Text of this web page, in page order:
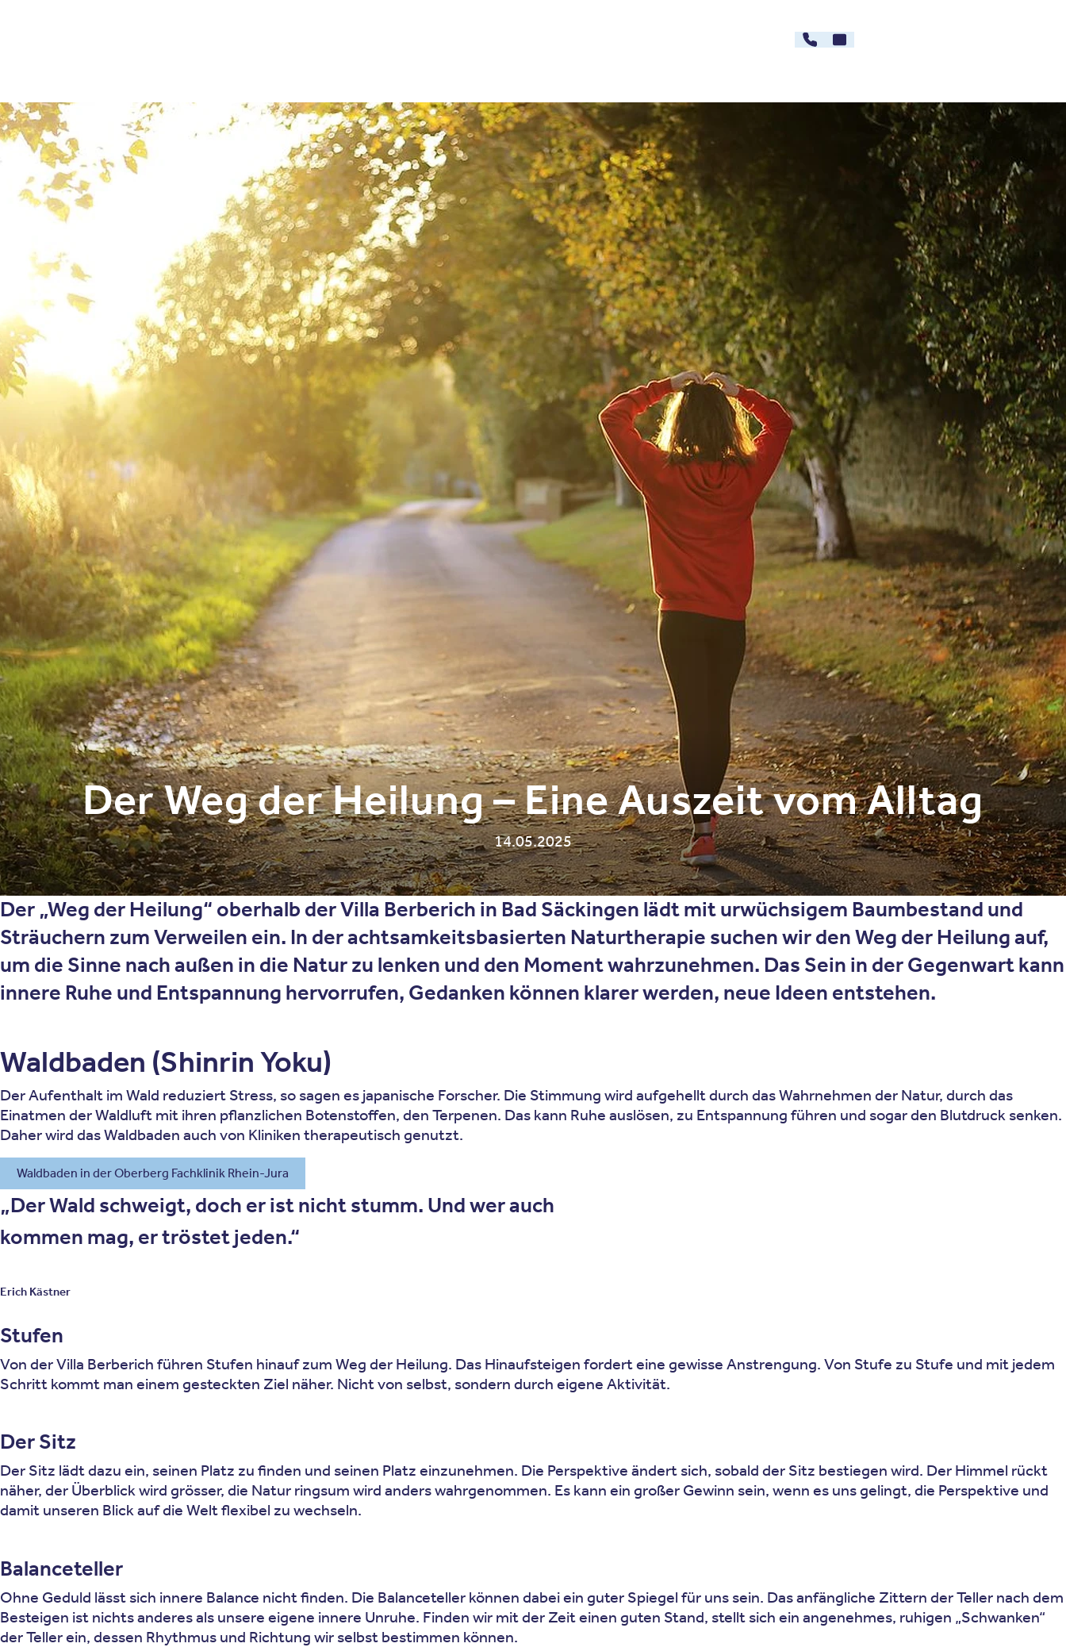
030 - 26478607
Kontakt
Der Weg der Heilung – Eine Auszeit vom Alltag
14.05.2025
Der „Weg der Heilung“ oberhalb der Villa Berberich in Bad Säckingen lädt mit urwüchsigem Baumbestand und
Sträuchern zum Verweilen ein. In der achtsamkeitsbasierten Naturtherapie suchen wir den Weg der Heilung auf,
um die Sinne nach außen in die Natur zu lenken und den Moment wahrzunehmen. Das Sein in der Gegenwart kann
innere Ruhe und Entspannung hervorrufen, Gedanken können klarer werden, neue Ideen entstehen.
Waldbaden (Shinrin Yoku)
Der Aufenthalt im Wald reduziert Stress, so sagen es japanische Forscher. Die Stimmung wird aufgehellt durch das Wahrnehmen der Natur, durch das
Einatmen der Waldluft mit ihren pflanzlichen Botenstoffen, den Terpenen. Das kann Ruhe auslösen, zu Entspannung führen und sogar den Blutdruck senken.
Daher wird das Waldbaden auch von Kliniken therapeutisch genutzt.
Waldbaden in der Oberberg Fachklinik Rhein-Jura
Der Wald schweigt, doch er ist nicht stumm. Und wer auch
kommen mag, er tröstet jeden.
Erich Kästner
Stufen
Von der Villa Berberich führen Stufen hinauf zum Weg der Heilung. Das Hinaufsteigen fordert eine gewisse Anstrengung. Von Stufe zu Stufe und mit jedem
Schritt kommt man einem gesteckten Ziel näher. Nicht von selbst, sondern durch eigene Aktivität.
Der Sitz
Der Sitz lädt dazu ein, seinen Platz zu finden und seinen Platz einzunehmen. Die Perspektive ändert sich, sobald der Sitz bestiegen wird. Der Himmel rückt
näher, der Überblick wird grösser, die Natur ringsum wird anders wahrgenommen. Es kann ein großer Gewinn sein, wenn es uns gelingt, die Perspektive und
damit unseren Blick auf die Welt flexibel zu wechseln.
Balanceteller
Ohne Geduld lässt sich innere Balance nicht finden. Die Balanceteller können dabei ein guter Spiegel für uns sein. Das anfängliche Zittern der Teller nach dem
Besteigen ist nichts anderes als unsere eigene innere Unruhe. Finden wir mit der Zeit einen guten Stand, stellt sich ein angenehmes, ruhigen „Schwanken“
der Teller ein, dessen Rhythmus und Richtung wir selbst bestimmen können.